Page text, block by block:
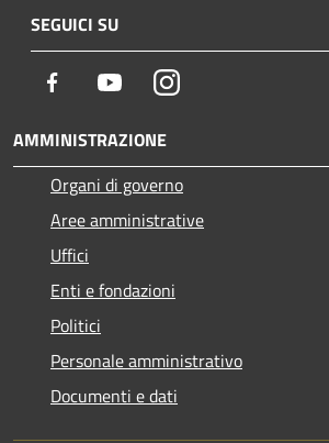
SEGUICI SU
Facebook YoutubeInstagram
AMMINISTRAZIONE
Organi di governo
Aree amministrative
Uffici
Enti e fondazioni
Politici
Personale amministrativo
Documenti e dati